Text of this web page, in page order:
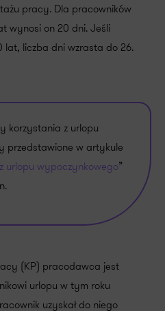
pracy. Dla pracowników
wynosi on 20 dni. Jeśli
lat, liczba dni wzrasta do 26.
korzystania z urlopu
przedstawione w artykule
urlopu wypoczynkowego”
(KP) pracodawca jest
urlopu w tym roku
uzyskał do niego